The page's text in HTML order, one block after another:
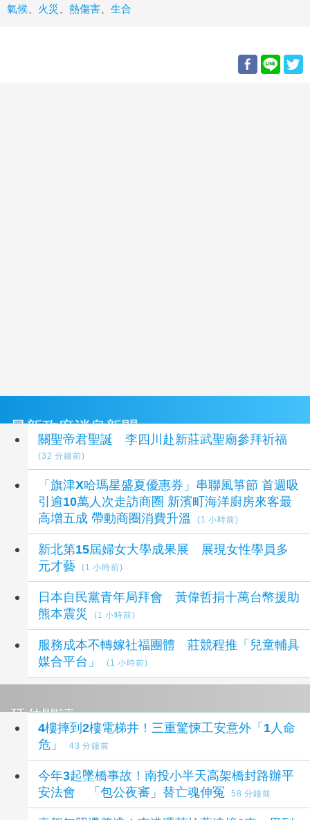
氣候
火災 熱傷害 生合
最新政府消息新聞
關聖帝君聖誕 李四川赴新莊武聖廟參拜祈福
(32 分鐘前)
「旗津X哈瑪星盛夏優惠券」串聯風箏節 首週吸
引逾10萬人次走訪商圈 新濱町海洋廚房來客最
高增五成 帶動商圈消費升溫
(1 小時前)
新北第15屆婦女大學成果展 展現女性學員多
元才藝
(1 小時前)
日本自民黨青年局拜會 黃偉哲捐十萬台幣援助
熊本震災
(1 小時前)
服務成本不轉嫁社福團體 莊競程推「兒童輔具
媒合平台」
(1 小時前)
延伸閱讀
4樓摔到2樓電梯井！三重驚悚工安意外「1人命
危」
43 分鐘前
今年3起墜橋事故！南投小半天高架橋封路辦平
安法會 「包公夜審」替亡魂伸冤
58 分鐘前